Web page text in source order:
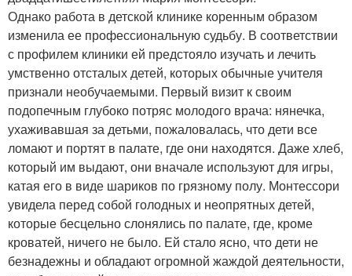
Однако работа в детской клинике коренным образом
изменила ее профессиональную судьбу. В соответствии
с профилем клиники ей предстояло изучать и лечить
умственно отсталых детей, которых обычные учителя
признали необучаемыми. Первый визит к своим
подопечным глубоко потряс молодого врача: нянечка,
ухаживавшая за детьми, пожаловалась, что дети все
ломают и портят в палате, где они находятся. Даже хлеб,
который им выдают, они вначале используют для игры,
катая его в виде шариков по грязному полу. Монтессори
увидела перед собой голодных и неопрятных детей,
которые бесцельно слонялись по палате, где, кроме
кроватей, ничего не было. Ей стало ясно, что дети не
безнадежны и обладают огромной жаждой деятельности,